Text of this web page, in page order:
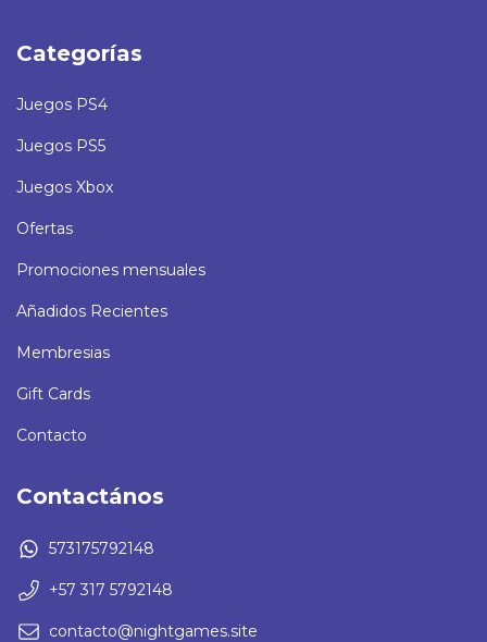
Categorías
Juegos PS4
Juegos PS5
Juegos Xbox
Ofertas
Promociones mensuales
Añadidos Recientes
Membresias
Gift Cards
Contacto
Contactános
573175792148
+57 317 5792148
contacto@nightgames.site